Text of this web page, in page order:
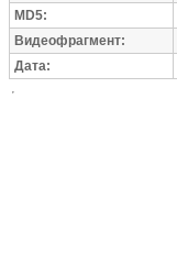
MD5:
Видеофрагмент:
Дата: